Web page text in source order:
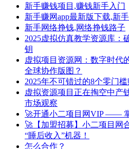
新手赚钱项目,赚钱新手入门
新手赚网app最新版下载,新
新手网络挣钱,网络挣钱路子
2025虚拟仿真教学资源库：
钥
虚拟项目资源网：数字时代
全球协作版图？
2025年不可错过的8个零门槛
虚拟资源项目正在掏空中产
市场观察
🚀开通小二项目网VIP ——
🚀【加盟招募】小二项目网
“睡后收入”机器！
怎么合作？